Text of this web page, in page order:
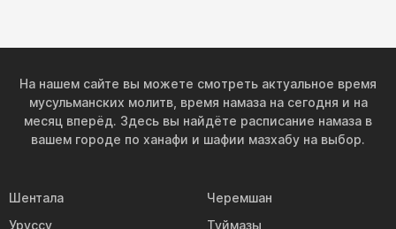
На нашем сайте вы можете смотреть актуальное время
мусульманских молитв, время намаза на сегодня и на
месяц вперёд. Здесь вы найдёте расписание намаза в
вашем городе по ханафи и шафии мазхабу на выбор.
Шентала
Черемшан
Уруссу
Туймазы